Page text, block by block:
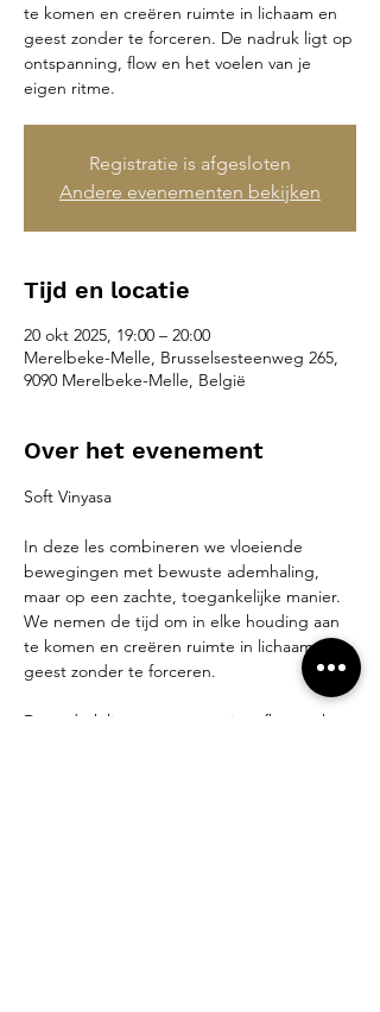
te komen en creëren ruimte in lichaam en
geest zonder te forceren. De nadruk ligt op
ontspanning, flow en het voelen van je
eigen ritme.
Registratie is afgesloten
Andere evenementen bekijken
Tijd en locatie
20 okt 2025, 19:00 – 20:00
Merelbeke-Melle, Brusselsesteenweg 265,
9090 Merelbeke-Melle, België
Over het evenement
Soft Vinyasa
In deze les combineren we vloeiende
bewegingen met bewuste ademhaling,
maar op een zachte, toegankelijke manier.
We nemen de tijd om in elke houding aan
te komen en creëren ruimte in lichaam en
geest zonder te forceren.
De nadruk ligt op ontspanning, flow en het